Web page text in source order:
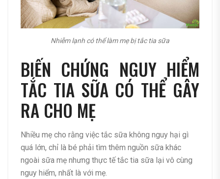
Nhiễm lạnh có thể làm mẹ bị tắc tia sữa
BIẾN CHỨNG NGUY HIỂM
TẮC TIA SỮA CÓ THỂ GÂY
RA CHO MẸ
Nhiều mẹ cho rằng việc tắc sữa không nguy hại gì
quá lớn, chỉ là bé phải tìm thêm nguồn sữa khác
ngoài sữa mẹ nhưng thực tế tắc tia sữa lại vô cùng
nguy hiểm, nhất là với mẹ.